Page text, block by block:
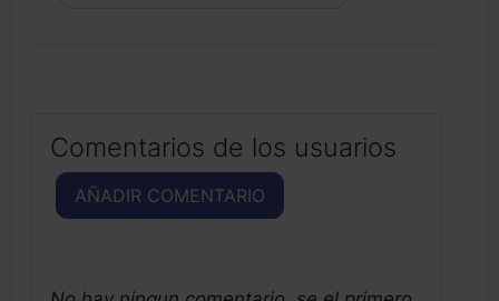
Comentarios de los usuarios
AÑADIR COMENTARIO